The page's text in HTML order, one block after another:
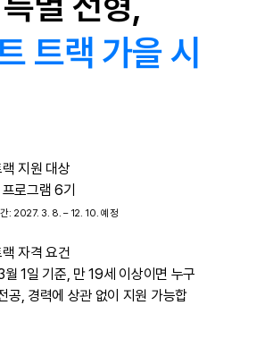
트랙 가을 시
지원 대상
로그램 6기
: 2027. 3. 8. – 12. 10. 예정
자격 요건
1일 기준, 만 19세 이상이면 누구
공, 경력에 상관 없이 지원 가능합